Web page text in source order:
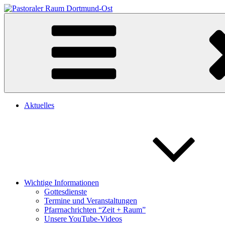
Zum
Inhalt
Heilige Schutzengel Dortmund
Herzlich willkommen auf unserer Homepage
Aktuelles
Wichtige Informationen
Gottesdienste
Termine und Veranstaltungen
Pfarrnachrichten “Zeit + Raum”
Unsere YouTube-Videos